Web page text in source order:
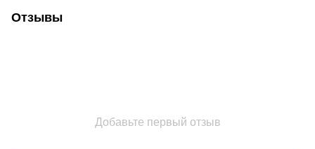
Отзывы
Добавьте первый отзыв